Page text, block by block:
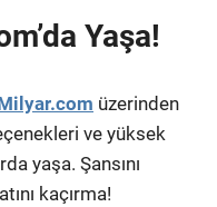
Yaşa!
üzerinden
ve yüksek
yaşa. Şansını
kaçırma!